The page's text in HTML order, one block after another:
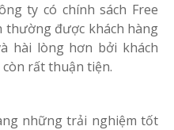
ty có chính sách Free
thường được khách hàng
hài lòng hơn bởi khách
rất thuận tiện.
những trải nghiệm tốt